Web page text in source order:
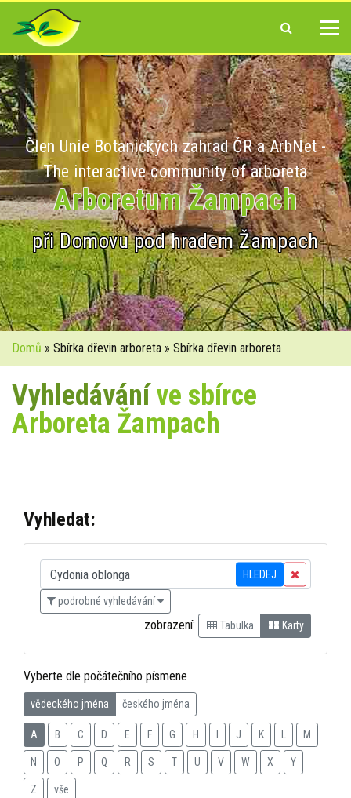
Člen Unie Botanických zahrad ČR a ArbNet -
The interactive community of arboreta
Arboretum Žampach
při Domovu pod hradem Žampach
Domů » Sbírka dřevin arboreta » Sbírka dřevin arboreta
Vyhledáváníve sbírce
Arboreta Žampach
Vyhledat:
HLEDEJ
podrobné vyhledávání
zobrazení: Tabulka Karty
Vyberte dle počátečního písmene
vědeckého jména českého jména
A B C D E F G H J K M
N O P Q R S T U V W X Y
Z vše